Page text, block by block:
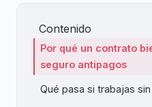
Contenido
Por qué un contrato
seguro antipagos
Qué pasa si trabajas